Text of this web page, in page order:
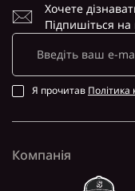
Хочете
Підпишіться
Я прочитав Політика
Компанія